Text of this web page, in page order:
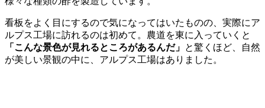
看板をよく目にするので気になってはいたものの、実際にア
ルプス工場に訪れるのは初めて。農道を東に入っていくと
「こんな景色が見れるところがあるんだ」 と驚くほど、自然
が美しい景観の中に、アルプス工場はありました。